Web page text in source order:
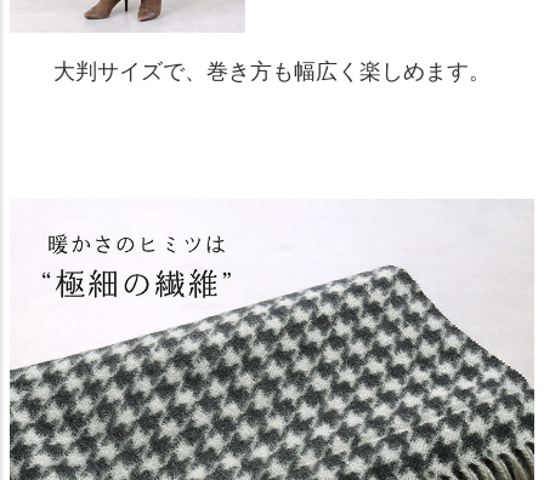
大判サイズで、巻き方も幅広く楽しめます。